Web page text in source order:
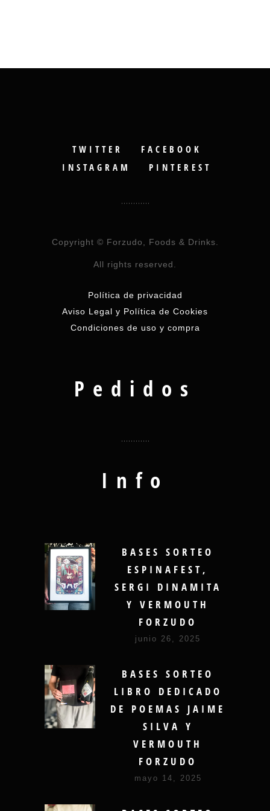
TWITTER
FACEBOOK
INSTAGRAM
PINTEREST
Copyright © Forzudo, Foods & Drinks.
All rights reserved.
Política de privacidad
Aviso Legal y Política de Cookies
Condiciones de uso y compra
Pedidos
Info
BASES SORTEO
ESPINAFEST,
SERGI DINAMITA
Y VERMOUTH
FORZUDO
junio 26, 2025
BASES SORTEO
LIBRO DEDICADO
DE POEMAS JAIME
SILVA Y
VERMOUTH
FORZUDO
mayo 14, 2025